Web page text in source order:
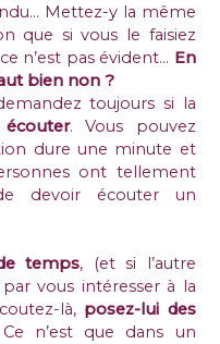
Mettez-y la même
que si vous le faisiez
n’est pas évident… En
bien non ?
toujours si la
. Vous pouvez
dure une minute et
ont tellement
devoir écouter un
temps, (et si l’autre
vous intéresser à la
là, posez-lui des
n’est que dans un